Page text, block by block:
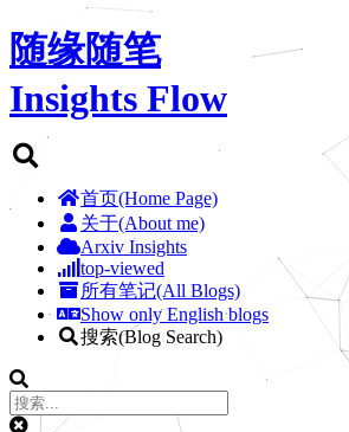
随缘随笔
Insights Flow
首页(Home Page)
关于(About me)
Arxiv Insights
top-viewed
所有笔记(All Blogs)
Show only English blogs
搜索(Blog Search)